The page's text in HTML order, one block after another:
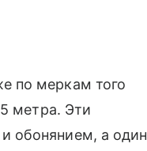
по меркам того
метра. Эти
обонянием, а один